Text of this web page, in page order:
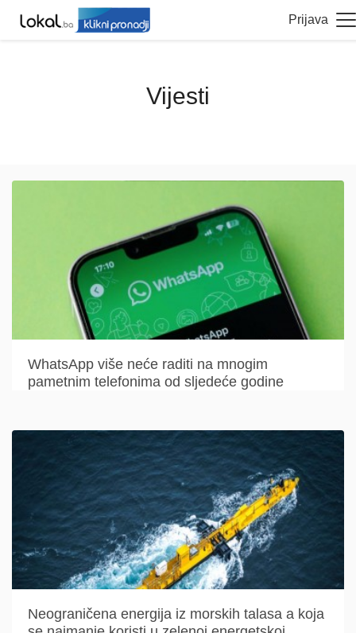
Prijava
Vijesti
WhatsApp više neće raditi na mnogim
pametnim telefonima od sljedeće godine
Neograničena energija iz morskih talasa a koja